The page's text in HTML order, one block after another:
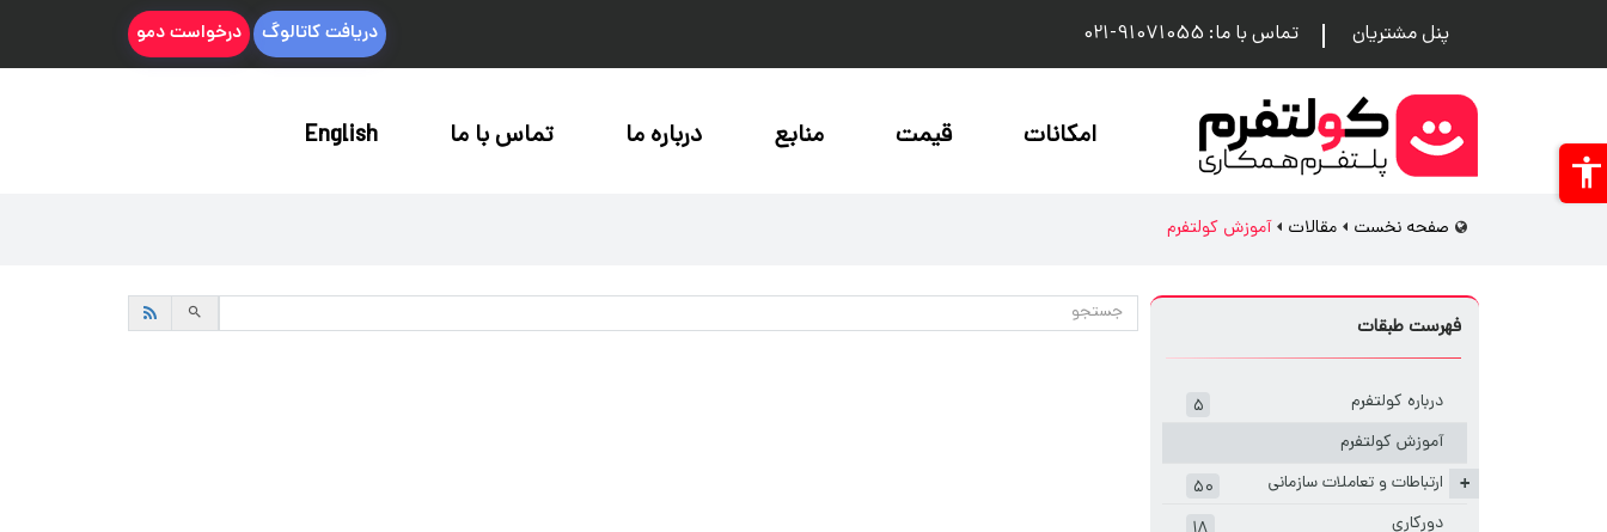
پنل مشتریان تماس با ما: 91071055-021 دریافت کاتالوگ درخواست دمو
امکانات قیمت منابع درباره ما تماس با ما English
صفحه نخست مقالات آموزش کولتفرم
فهرست طبقات
درباره کولتفرم
۵
آموزش کولتفرم
+ ارتباطات و تعاملات سازمانی
۵۰
دورکاری